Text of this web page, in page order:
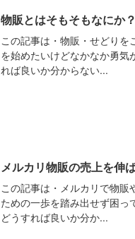
物販とはそもそもなにか
この記事は・物販・せどりを
を始めたいけどなかなか勇気
れば良いか分からない...
メルカリ物販の売上を伸
この記事は・メルカリで物販
ための一歩を踏み出せず困っ
どうすれば良いか分か...